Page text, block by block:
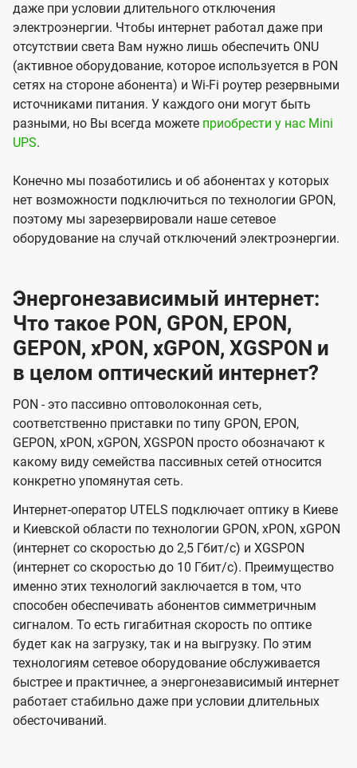
даже при условии длительного отключения
электроэнергии. Чтобы интернет работал даже при
отсутствии света Вам нужно лишь обеспечить ONU
(активное оборудование, которое используется в PON
сетях на стороне абонента) и Wi-Fi роутер резервными
источниками питания. У каждого они могут быть
разными, но Вы всегда можете приобрести у нас Mini
UPS.
Конечно мы позаботились и об абонентах у которых
нет возможности подключиться по технологии GPON,
поэтому мы зарезервировали наше сетевое
оборудование на случай отключений электроэнергии.
Энергонезависимый интернет:
Что такое PON, GPON, EPON,
GEPON, xPON, xGPON, XGSPON и
в целом оптический интернет?
PON - это пассивно оптоволоконная сеть,
соответственно приставки по типу GPON, EPON,
GEPON, xPON, xGPON, XGSPON просто обозначают к
какому виду семейства пассивных сетей относится
конкретно упомянутая сеть.
Интернет-оператор UTELS подключает оптику в Киеве
и Киевской области по технологии GPON, xPON, xGPON
(интернет со скоростью до 2,5 Гбит/с) и XGSPON
(интернет со скоростью до 10 Гбит/с). Преимущество
именно этих технологий заключается в том, что
способен обеспечивать абонентов симметричным
сигналом. То есть гигабитная скорость по оптике
будет как на загрузку, так и на выгрузку. По этим
технологиям сетевое оборудование обслуживается
быстрее и практичнее, а энергонезависимый интернет
работает стабильно даже при условии длительных
обесточиваний.